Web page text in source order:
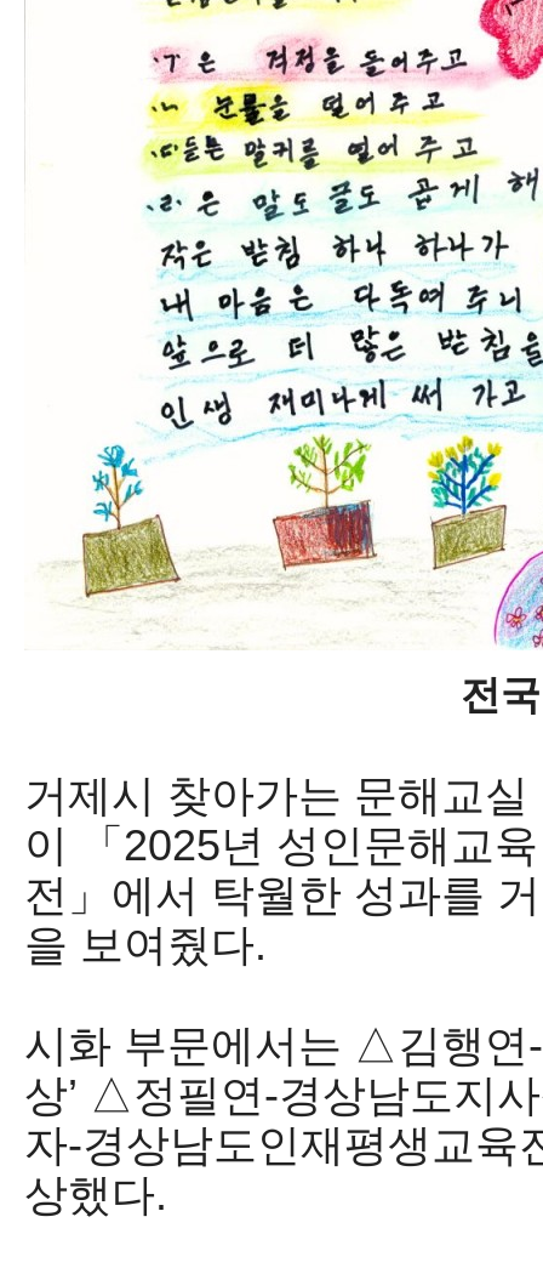
전국 상 포
거제시 찾아가는 문해교실
이
「 2025년 성인문해교
전 」 에서 탁월한 성과를
을 보여줬다.
시화 부문에서는 △김행연-
상’ △정필연-경상남도지
자-경상남도인재평생교육
상했다.